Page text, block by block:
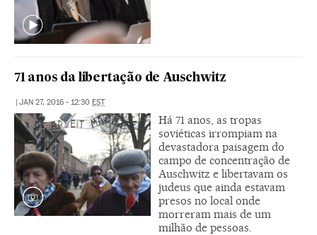
71 anos da libertação de Auschwitz
| JAN 27, 2016 - 12:30 EST
Há 71 anos, as tropas
soviéticas irrompiam na
devastadora paisagem do
campo de concentração de
Auschwitz e libertavam os
judeus que ainda estavam
presos no local onde
morreram mais de um
milhão de pessoas.